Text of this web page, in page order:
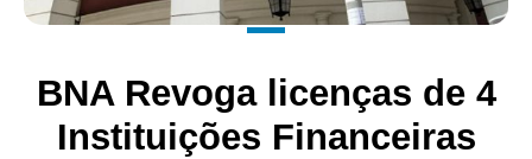
BNA Revoga licenças de 4
Instituições Financeiras